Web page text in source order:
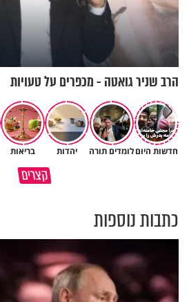
הרב שניר גואטה - מכפרים על טעויות
חדשות היוםלומדים תורה יהדות בריאות
קצריםמדוע האמונה נמשלה למלח?
כתבות נוספות